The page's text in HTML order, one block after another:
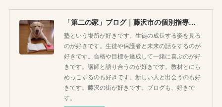
「第二の家」ブログ｜藤沢市の個別指導塾のお話
塾という場所が好きです。生徒の成長する姿を見る
のが好きです。生徒や保護者と未来の話をするのが
好きです。合格や目標を達成して一緒に喜ぶのが好
きです。講師と語り合うのが好きです。教材とにら
めっこするのも好きです。新しい人と出会うのも好
きです。藤沢の街が好きです。ブログも、好きで
す。